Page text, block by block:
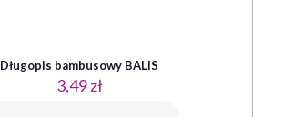
Długopis bambusowy BALIS
3,49zł